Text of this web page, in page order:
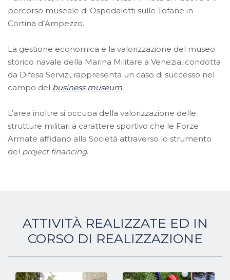
percorso museale di Ospedaletti sulle Tofane in
Cortina d’Ampezzo.
La gestione economica e la valorizzazione del museo
storico navale della Marina Militare a Venezia, condotta
da Difesa Servizi, rappresenta un caso di successo nel
campo del business museum.
L’area inoltre si occupa della valorizzazione delle
strutture militari a carattere sportivo che le Forze
Armate affidano alla Società attraverso lo strumento
del project financing.
ATTIVITÀ REALIZZATE ED IN
CORSO DI REALIZZAZIONE